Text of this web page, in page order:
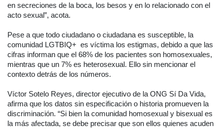
en secreciones de la boca, los besos y en lo relacionado con el
acto sexual”, acota.
Pese a que todo ciudadano o ciudadana es susceptible, la
comunidad LGTBIQ+ es víctima los estigmas, debido a que las
cifras informan que el 68% de los pacientes son homosexuales,
mientras que un 7% es heterosexual. Ello sin mencionar el
contexto detrás de los números.
Víctor Sotelo Reyes, director ejecutivo de la ONG Sí Da Vida,
afirma que los datos sin especificación o historia promueven la
discriminación. “Si bien la comunidad homosexual y bisexual es
la más afectada, se debe precisar que son ellos quienes acuden